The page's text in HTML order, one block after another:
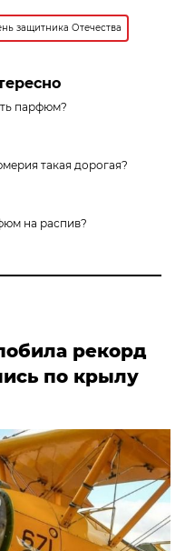
защитника Отечества
парфюм?
такая дорогая?
на распив?
рекорд
по крылу